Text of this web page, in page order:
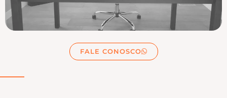
FALE CONOSCO